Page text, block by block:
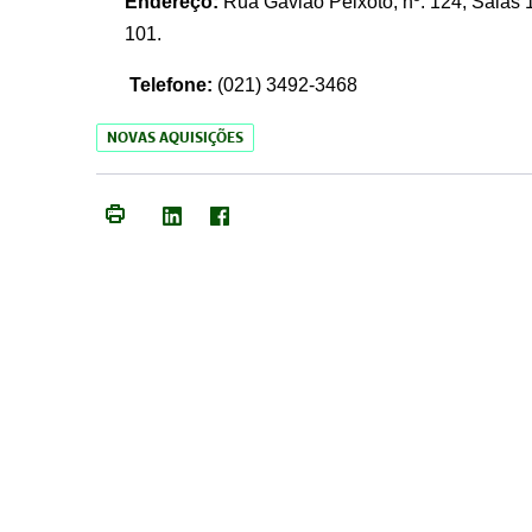
101.
Telefone: (021) 3492-3468
NOVAS AQUISIÇÕES